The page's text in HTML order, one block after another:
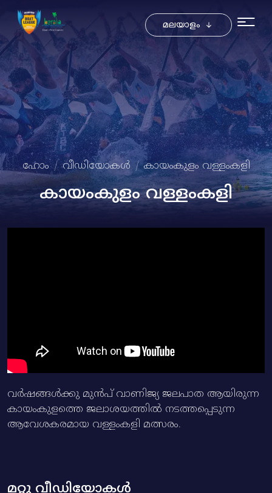
മലയാളം Toggle
ഹോം വീഡിയോകള്‍ കായംകുളം വള്ളംകളി
കായംകുളം വള്ളംകളി
വര്‍ഷങ്ങള്‍ക്കു മുന്‍പ്‌ വാണിജ്യ ജലപാത ആയിരുന്ന
കായംകുളത്തെ ജലാശയത്തില്‍ നടത്തപ്പെടുന്ന
ആവേശകരമായ വള്ളംകളി മത്സരം.
മറ്റു വീഡിയോകൾ